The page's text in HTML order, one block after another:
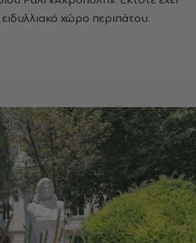
χώρο περιπάτου.